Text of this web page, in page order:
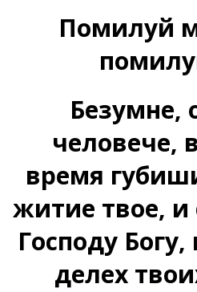
Помилуй
Безумне,
человече,
время
житие твое, и
Господу
делех